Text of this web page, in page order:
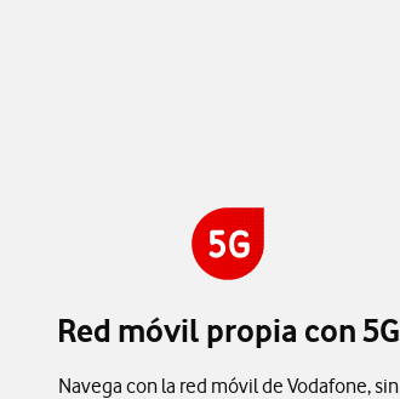
Red móvil propia con 5G
Navega con la red móvil de Vodafone, sin